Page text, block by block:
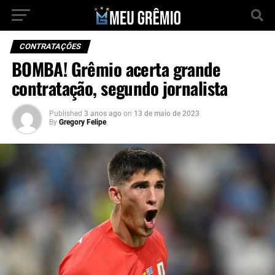
CONTRATAÇÕES
BOMBA! Grêmio acerta grande
contratação, segundo jornalista
Published 3 anos ago on 13 de maio de 2023
By Gregory Felipe